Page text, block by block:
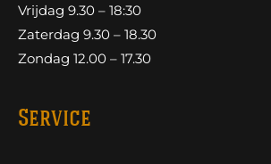
Vrijdag 9.30 – 18:30
Zaterdag 9.30 – 18.30
Zondag 12.00 – 17.30
Service